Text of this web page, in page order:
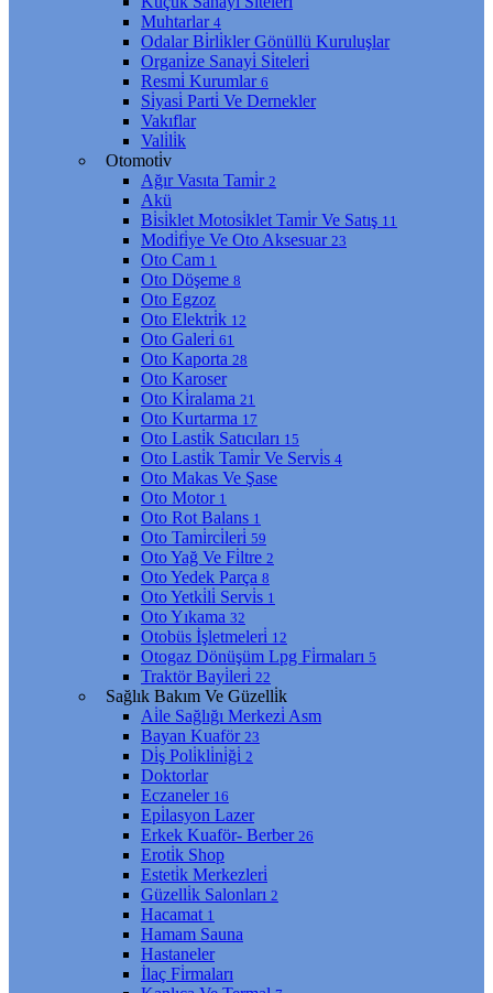
Muhtarlar 4
Odalar Bi̇rli̇kler Gönüllü Kuruluşlar
Organi̇ze Sanayi̇ Si̇teleri̇
Resmi̇ Kurumlar 6
Si̇yasi̇ Parti̇ Ve Dernekler
Vakıflar
Vali̇li̇k
Otomoti̇v
Ağır Vasıta Tami̇r 2
Akü
Bi̇si̇klet Motosi̇klet Tami̇r Ve Satış 11
Modi̇fi̇ye Ve Oto Aksesuar 23
Oto Cam 1
Oto Döşeme 8
Oto Egzoz
Oto Elektri̇k 12
Oto Galeri̇ 61
Oto Kaporta 28
Oto Karoser
Oto Ki̇ralama 21
Oto Kurtarma 17
Oto Lasti̇k Satıcıları 15
Oto Lasti̇k Tami̇r Ve Servi̇s 4
Oto Makas Ve Şase
Oto Motor 1
Oto Rot Balans 1
Oto Tami̇rci̇leri̇ 59
Oto Yağ Ve Fi̇ltre 2
Oto Yedek Parça 8
Oto Yetki̇li̇ Servi̇s 1
Oto Yıkama 32
Otobüs İşletmeleri̇ 12
Otogaz Dönüşüm Lpg Fi̇rmaları 5
Traktör Bayi̇leri̇ 22
Sağlık Bakım Ve Güzelli̇k
Ai̇le Sağlığı Merkezi̇ Asm
Bayan Kuaför 23
Di̇ş Poli̇kli̇ni̇ği̇ 2
Doktorlar
Eczaneler 16
Epi̇lasyon Lazer
Erkek Kuaför- Berber 26
Eroti̇k Shop
Esteti̇k Merkezleri̇
Güzelli̇k Salonları 2
Hacamat 1
Hamam Sauna
Hastaneler
İlaç Fi̇rmaları